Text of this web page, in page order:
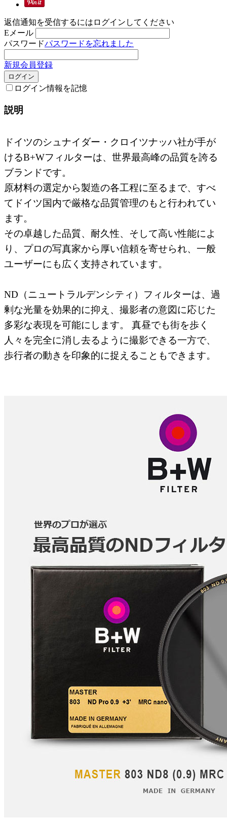
返信通知を受信するにはログインしてください
Eメール
パスワードパスワードを忘れました
新規会員登録
ログイン
ログイン情報を記憶
説明
ドイツのシュナイダー・クロイツナッハ社が手が
けるB+Wフィルターは、世界最高峰の品質を誇る
ブランドです。
原材料の選定から製造の各工程に至るまで、すべ
てドイツ国内で厳格な品質管理のもと行われてい
ます。
その卓越した品質、耐久性、そして高い性能によ
り、プロの写真家から厚い信頼を寄せられ、一般
ユーザーにも広く支持されています。
ND（ニュートラルデンシティ）フィルターは、過
剰な光量を効果的に抑え、撮影者の意図に応じた
多彩な表現を可能にします。 真昼でも街を歩く
人々を完全に消し去るように撮影できる一方で、
歩行者の動きを印象的に捉えることもできます。